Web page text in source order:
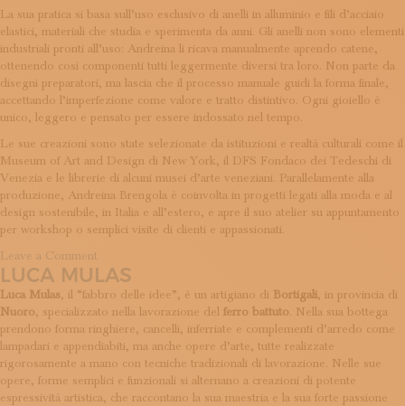
ISCRIVITI ALLA NEWSLETTER
SOSTIENICI
MAGAZINE
TUTTI I CONTENUTI
NEWS
INTERVISTE
ITINERARI
ISCRIVITI
LOGIN
La sua pratica si basa sull’uso esclusivo di anelli in alluminio e fili d’acciaio
elastici, materiali che studia e sperimenta da anni. Gli anelli non sono elementi
industriali pronti all’uso: Andreina li ricava manualmente aprendo catene,
ottenendo così componenti tutti leggermente diversi tra loro. Non parte da
disegni preparatori, ma lascia che il processo manuale guidi la forma finale,
accettando l’imperfezione come valore e tratto distintivo. Ogni gioiello è
unico, leggero e pensato per essere indossato nel tempo.
Le sue creazioni sono state selezionate da istituzioni e realtà culturali come il
Museum of Art and Design di New York, il DFS Fondaco dei Tedeschi di
Venezia e le librerie di alcuni musei d’arte veneziani. Parallelamente alla
produzione, Andreina Brengola è coinvolta in progetti legati alla moda e al
design sostenibile, in Italia e all’estero, e apre il suo atelier su appuntamento
per workshop o semplici visite di clienti e appassionati.
Leave a Comment
Andreina
Brengola
LUCA MULAS
Luca Mulas, il “fabbro delle idee”, è un artigiano di Bortigali, in provincia di
Nuoro, specializzato nella lavorazione del ferro battuto. Nella sua bottega
prendono forma ringhiere, cancelli, inferriate e complementi d’arredo come
lampadari e appendiabiti, ma anche opere d’arte, tutte realizzate
rigorosamente a mano con tecniche tradizionali di lavorazione. Nelle sue
opere, forme semplici e funzionali si alternano a creazioni di potente
espressività artistica, che raccontano la sua maestria e la sua forte passione